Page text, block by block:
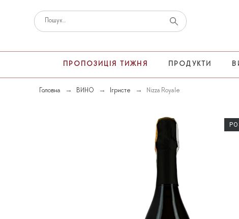
ПРОПОЗИЦІЯ ТИЖНЯ ПРОДУКТИ
Головна ВИНО Ігристе Nizza Royale